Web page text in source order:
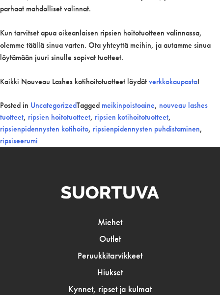
parhaat mahdolliset valinnat.
Kun tarvitset apua oikeanlaisen ripsien hoitotuotteen valinnassa,
olemme täällä sinua varten. Ota yhteyttä meihin, ja autamme sinua
löytämään juuri sinulle sopivat tuotteet.
Kaikki Nouveau Lashes kotihoitotuotteet löydätverkkokaupasta!
Posted in UncategorizedTagged meikinpoistoaine, nouveau lashes
tuotteet, ripsien hoitotuotteet, ripsien kotihoitotuotteet,
ripsienpidennysten kotihoito, ripsienpidennysten puhdistaminen,
ripsiseerumi
Miehet
Outlet
Peruukkitarvikkeet
Hiukset
Kynnet, ripset ja kulmat